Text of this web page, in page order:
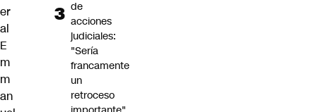
er
al
E
m
m
an
de
acciones
judiciales:
"Sería
francamente
un
retroceso